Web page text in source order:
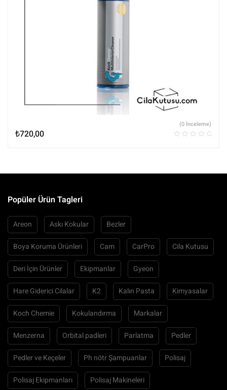
₺720,00
(0 İnceleme)
Popüler Ürün Tagleri
Areon Askı Kokular Bezler
Boya Koruma Ürünleri Cam CarPro Cila Kutusu
Deri İçin Ürünler Ekipmanlar Gyeon
Hare Giderici Cilalar K2 Kalın Pasta Kimyasalar
Koch Chemie Kokulandırma Markalar
Menzerna Orbital padleri Parlatma Pedler
Pedler ve Keçeler Ph nötr Şampuanlar Polisaj
Polisaj Ekipmanları Polisaj Makineleri